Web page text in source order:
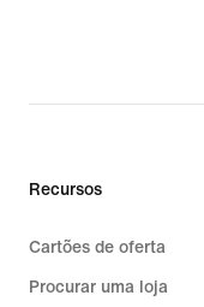
Recursos
Cartões de oferta
Procurar uma loja